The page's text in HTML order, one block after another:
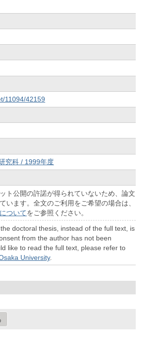
11094/42159
究科 / 1999年度
ト公開の許諾が得られていないため、論文
います。全文のご利用をご希望の場合は、
ついてをご参照ください。
doctoral thesis, instead of the full text, is
from the author has not been
like to read the full text, please refer to
University.